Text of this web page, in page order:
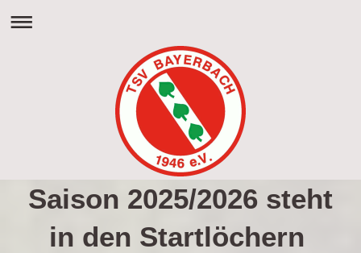
Saison 2025/2026 steht
in den Startlöchern